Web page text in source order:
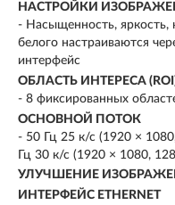
НАСТРОЙКИ
- Насыщенность, яркость,
белого настраиваются
интерфейс
ОБЛАСТЬ ИНТЕРЕСА
- 8 фиксированных
ОСНОВНОЙ ПОТОК
- 50 Гц 25 к/с (1920 ×
Гц 30 к/с (1920 × 1080,
УЛУЧШЕНИЕ
ИНТЕРФЕЙС ETHERNET